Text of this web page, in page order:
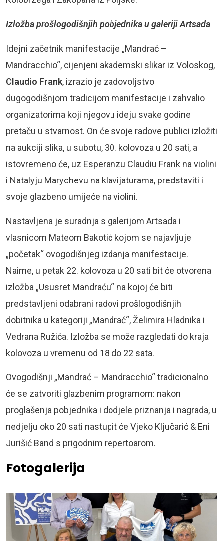
Izložba prošlogodišnjih pobjednika u galeriji Artsada
Idejni začetnik manifestacije „Mandrać –
Mandracchio“, cijenjeni akademski slikar iz Voloskog,
Claudio Frank, izrazio je zadovoljstvo
dugogodišnjom tradicijom manifestacije i zahvalio
organizatorima koji njegovu ideju svake godine
pretaču u stvarnost. On će svoje radove publici izložiti
na aukciji slika, u subotu, 30. kolovoza u 20 sati, a
istovremeno će, uz Esperanzu Claudiu Frank na violini
i Natalyju Marychevu na klavijaturama, predstaviti i
svoje glazbeno umijeće na violini.
Nastavljena je suradnja s galerijom Artsada i
vlasnicom Mateom Bakotić kojom se najavljuje
„početak“ ovogodišnjeg izdanja manifestacije.
Naime, u petak 22. kolovoza u 20 sati bit će otvorena
izložba „Ususret Mandraću“ na kojoj će biti
predstavljeni odabrani radovi prošlogodišnjih
dobitnika u kategoriji „Mandrać“, Želimira Hladnika i
Vedrana Ružića. Izložba se može razgledati do kraja
kolovoza u vremenu od 18 do 22 sata.
Ovogodišnji „Mandrać – Mandracchio“ tradicionalno
će se zatvoriti glazbenim programom: nakon
proglašenja pobjednika i dodjele priznanja i nagrada, u
nedjelju oko 20 sati nastupit će Vjeko Ključarić & Eni
Jurišić Band s prigodnim repertoarom.
Fotogalerija